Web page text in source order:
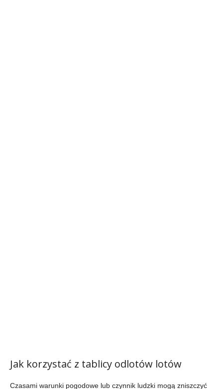
Jak korzystać z tablicy odlotów lotów
Czasami warunki pogodowe lub czynnik ludzki mogą zniszczyć